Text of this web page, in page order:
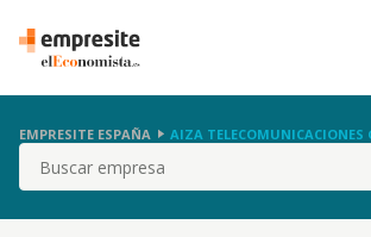
EMPRESITE ESPAÑA AIZA TELECOMUNICACIONES
Buscar